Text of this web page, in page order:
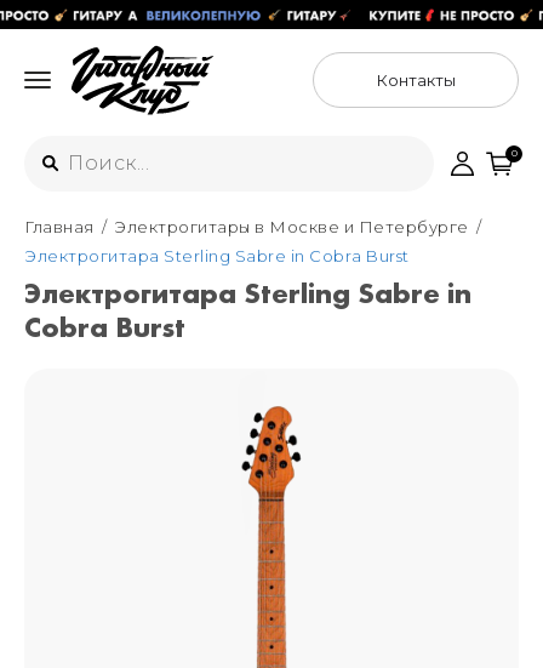
Контакты
Интернет-магазин
+7 (925) 125-54-44
Москва
+7 (925) 176-55-65
ул. Гороховая 49Б, "SENO"
Мастерские
+7 (925) 879-85-35
Санкт-Петербург
+7 (999) 213-51-93
0
Главная
Электрогитары в Москве и Петербурге
Электрогитара Sterling Sabre in Cobra Burst
Электрогитара Sterling Sabre in
Cobra Burst